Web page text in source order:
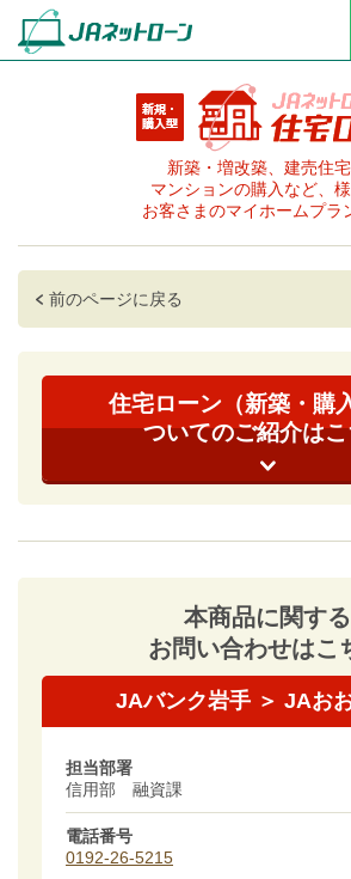
新築・増改築、建売住
マンションの購入など、
お客さまのマイホームプラ
前のページに戻る
住宅ローン（新築・購
ついてのご紹介は
本商品に関する
お問い合わせはこ
JAバンク岩手 ＞ JAお
担当部署
信用部 融資課
電話番号
0192-26-5215